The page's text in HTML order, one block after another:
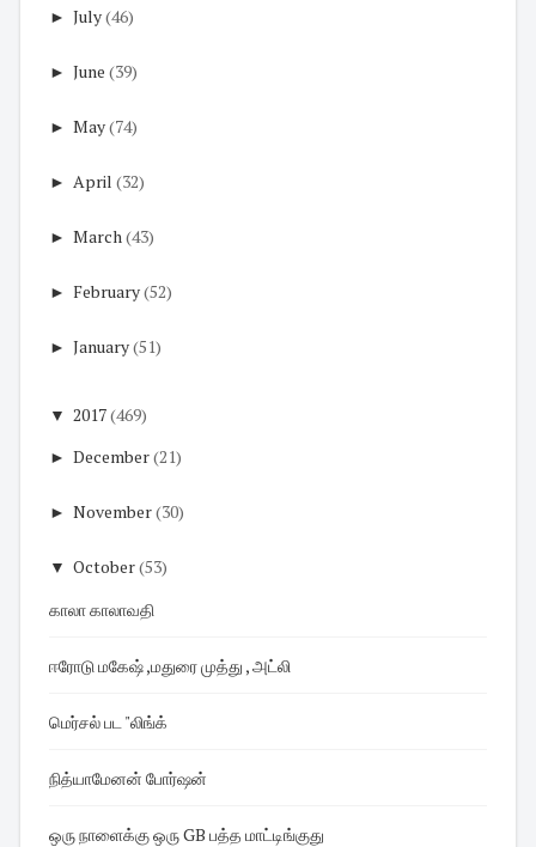
► July(46)
► June (39)
► May(74)
► April (32)
► March(43)
► February(52)
► January(51)
▼ 2017(469)
► December(21)
► November(30)
▼ October(53)
காலா காலாவதி
ஈரோடு மகேஷ் ,மதுரை முத்து , அட்லி
மெர்சல் பட "லிங்க்
நித்யாமேனன் போர்ஷன்
ஒரு நாளைக்கு ஒரு GB பத்த மாட்டிங்குது